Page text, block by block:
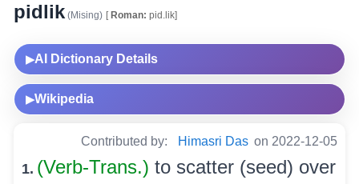
pidlik(Mising) [Roman: pid.lik]
▶AI Dictionary Details
▶Wikipedia
Contributed by: Himasri Das on 2022-12-05
1. (Verb-Trans.) to scatter (seed) over